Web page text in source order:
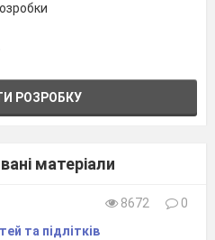
РОЗРОБКУ
матеріали
8672
0
та підлітків